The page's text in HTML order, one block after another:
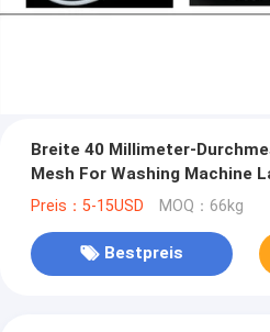
Breite 40 Millimeter-
Mesh For Washing Machine
Preis：5-15USD MOQ：66kg
Bestpreis